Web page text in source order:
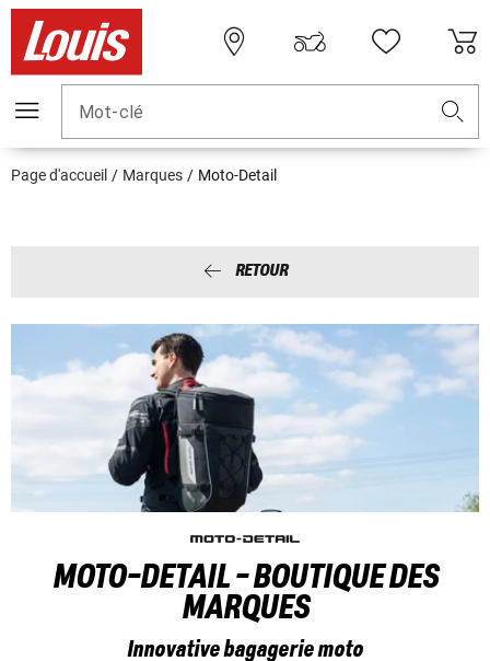
Mot-clé
Page d'accueil Marques Moto-Detail
RETOUR
MOTO-DETAIL - BOUTIQUE DES
MARQUES
Innovative bagagerie moto